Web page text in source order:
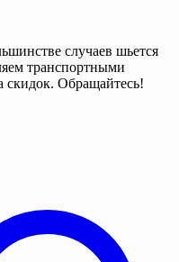
случаев шьется
транспортными
Обращайтесь!